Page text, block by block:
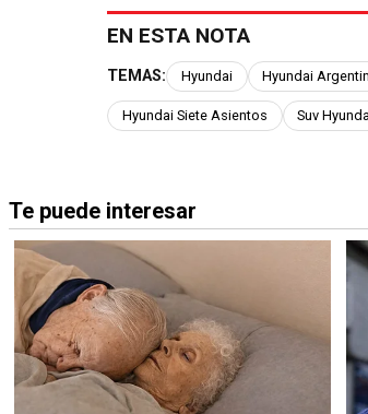
EN ESTA NOTA
TEMAS: Hyundai Hyundai
Hyundai Siete Asientos Suv